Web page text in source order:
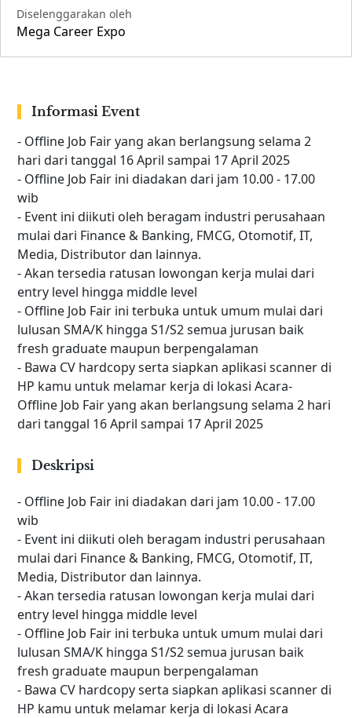
Diselenggarakan oleh
Mega Career Expo
Informasi Event
- Offline Job Fair yang akan berlangsung selama 2
hari dari tanggal 16 April sampai 17 April 2025
- Offline Job Fair ini diadakan dari jam 10.00 - 17.00
wib
- Event ini diikuti oleh beragam industri perusahaan
mulai dari Finance & Banking, FMCG, Otomotif, IT,
Media, Distributor dan lainnya.
- Akan tersedia ratusan lowongan kerja mulai dari
entry level hingga middle level
- Offline Job Fair ini terbuka untuk umum mulai dari
lulusan SMA/K hingga S1/S2 semua jurusan baik
fresh graduate maupun berpengalaman
- Bawa CV hardcopy serta siapkan aplikasi scanner di
HP kamu untuk melamar kerja di lokasi Acara-
Offline Job Fair yang akan berlangsung selama 2 hari
dari tanggal 16 April sampai 17 April 2025
Deskripsi
- Offline Job Fair ini diadakan dari jam 10.00 - 17.00
wib
- Event ini diikuti oleh beragam industri perusahaan
mulai dari Finance & Banking, FMCG, Otomotif, IT,
Media, Distributor dan lainnya.
- Akan tersedia ratusan lowongan kerja mulai dari
entry level hingga middle level
- Offline Job Fair ini terbuka untuk umum mulai dari
lulusan SMA/K hingga S1/S2 semua jurusan baik
fresh graduate maupun berpengalaman
- Bawa CV hardcopy serta siapkan aplikasi scanner di
HP kamu untuk melamar kerja di lokasi Acara